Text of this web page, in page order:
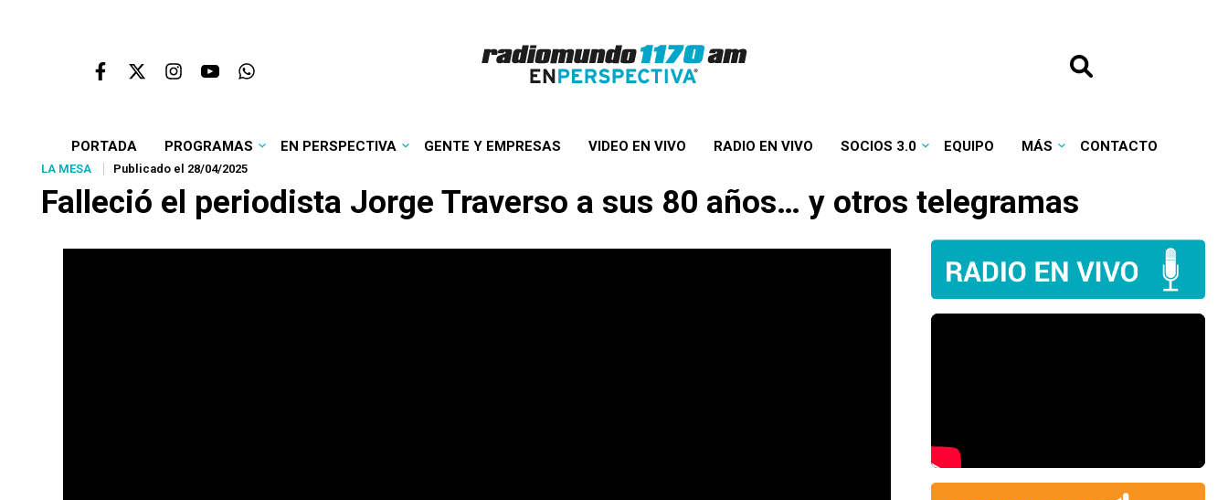
PORTADA PROGRAMAS EN PERSPECTIVA GENTE Y EMPRESAS VIDEO EN VIVO RADIO EN VIVO SOCIOS 3.0 EQUIPO MÁS CONTACTO
LA MESA Publicado el 28/04/2025
Falleció el periodista Jorge Traverso a sus 80 años… y otros telegramas